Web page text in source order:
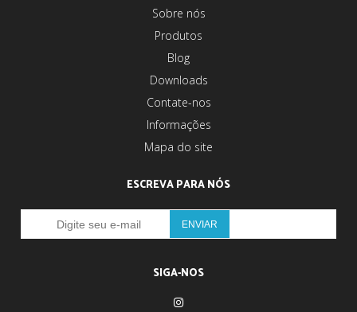
Sobre nós
Produtos
Blog
Downloads
Contate-nos
Informações
Mapa do site
ESCREVA PARA NÓS
SIGA-NOS